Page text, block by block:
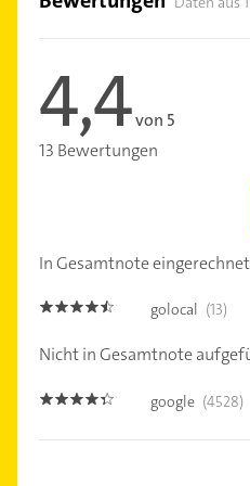
4,4von 5
13 Bewertungen
In Gesamtnote eingerechnet
4.4 golocal (13)
Nicht in Gesamtnote
4.3 google (4528)